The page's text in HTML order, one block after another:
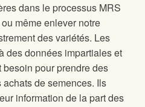
dans le processus MRS
même enlever notre
des variétés. Les
des données impartiales et
pour prendre des
de semences. Ils
information de la part des